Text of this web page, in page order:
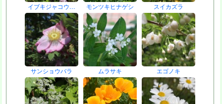
イブキジャコウ… モンツキヒナゲシ スイカズラ
サンショウバラ ムラサキ エゴノキ